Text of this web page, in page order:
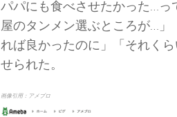
パパにも食べさせたかった…っ
屋のタンメン選ぶところが…
れば良かったのに」「それく
せられた。
画像引用：アメブロ